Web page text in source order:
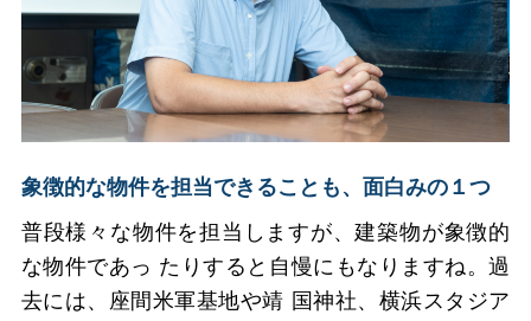
象徴的な物件を担当できることも、面白みの１つ
普段様々な物件を担当しますが、建築物が象徴的
な物件であっ たりすると自慢にもなりますね。過
去には、座間米軍基地や靖 国神社、横浜スタジア